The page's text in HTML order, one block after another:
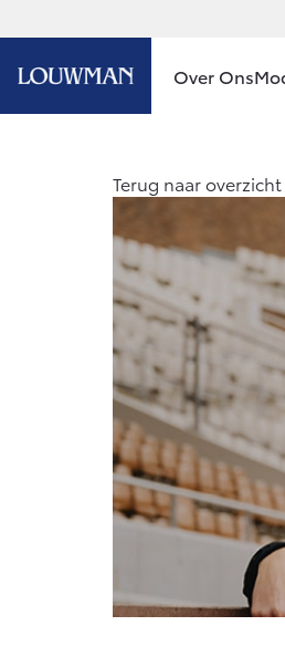
Over Ons
Contact
Route
Terug naar overzicht